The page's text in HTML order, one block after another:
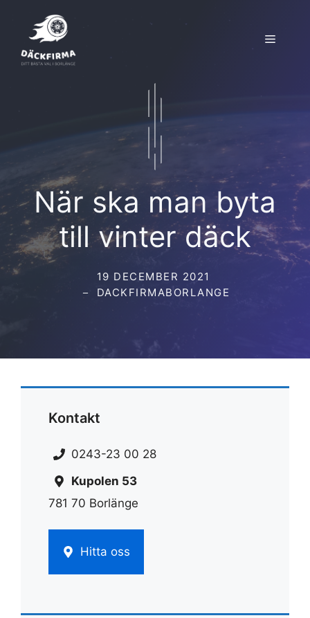
innehåll
Meny
När ska man byta
till vinter däck
19 DECEMBER 2021
DACKFIRMABORLANGE
Kontakt
0243-23 00 28
Kupolen 53
781 70 Borlänge
Hitta oss